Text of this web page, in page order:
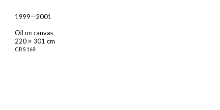
1999—2001
Oil on canvas
220 × 301 cm
CBS 168